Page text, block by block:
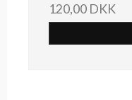
120,00 DKK